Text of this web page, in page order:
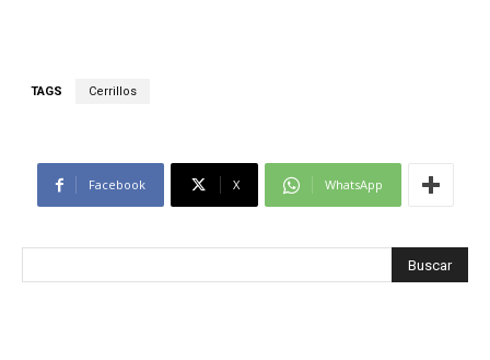
TAGS Cerrillos
Facebook X WhatsApp